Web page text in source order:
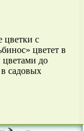
цветки с
цветет в
цветами до
садовых